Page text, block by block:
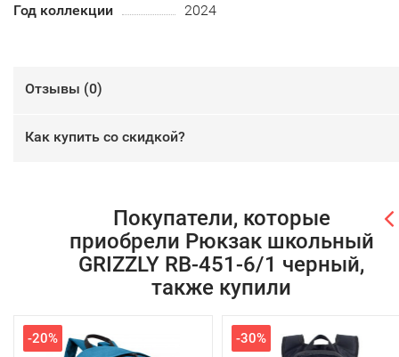
Год коллекции
2024
Отзывы (0)
Как купить со скидкой?
Покупатели, которые
приобрели Рюкзак школьный
GRIZZLY RB-451-6/1 черный,
также купили
-20% -30%